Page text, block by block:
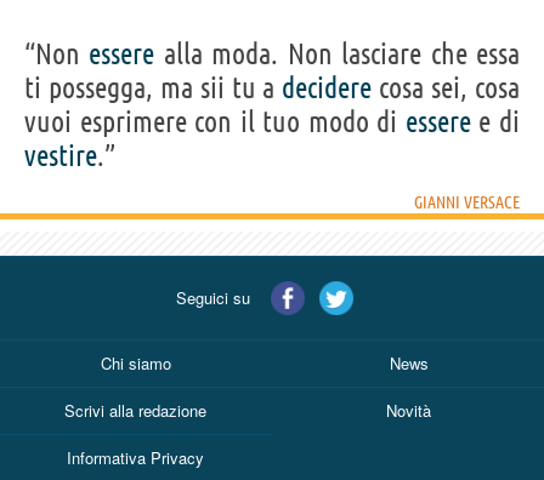
“Non essere alla moda. Non lasciare che essa
ti possegga, ma sii tu a decidere cosa sei, cosa
vuoi esprimere con il tuo modo di esseree di
vestire.”
GIANNI VERSACE
Seguici su
Chi siamo News
Scrivi alla redazione Novità
Informativa Privacy